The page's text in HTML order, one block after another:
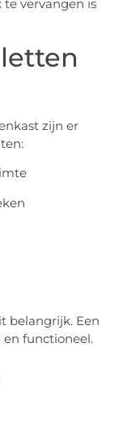
vervangen is
zijn er
belangrijk. Een
functioneel.